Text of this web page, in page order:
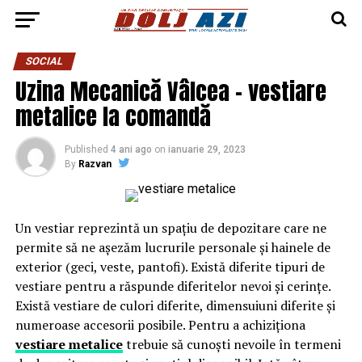
SOCIAL
Uzina Mecanică Vâlcea – vestiare
metalice la comandă
Published 4 ani ago on ianuarie 29, 2023
By Razvan
Un vestiar reprezintă un spațiu de depozitare care ne
permite să ne așezăm lucrurile personale și hainele de
exterior (geci, veste, pantofi). Există diferite tipuri de
vestiare pentru a răspunde diferitelor nevoi și cerințe.
Există vestiare de culori diferite, dimensuiuni diferite și
numeroase accesorii posibile. Pentru a achiziționa
vestiare metalicetrebuie să cunoști nevoile în termeni